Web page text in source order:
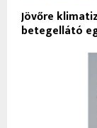
Jövőre
betegellátó